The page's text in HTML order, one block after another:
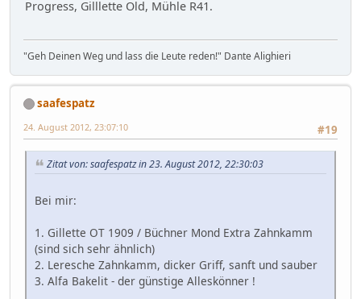
Progress, Gilllette Old, Mühle R41.
"Geh Deinen Weg und lass die Leute reden!" Dante Alighieri
saafespatz
#19
24. August 2012, 23:07:10
Zitat von: saafespatz in 23. August 2012, 22:30:03
Bei mir:
1. Gillette OT 1909 / Büchner Mond Extra Zahnkamm
(sind sich sehr ähnlich)
2. Leresche Zahnkamm, dicker Griff, sanft und sauber
3. Alfa Bakelit - der günstige Alleskönner !